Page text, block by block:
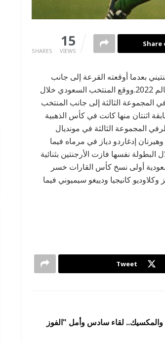
SHARES
15
VIEWS
بعدما أوقعته القرعة إلى جانب
المنتخب الأميركي الجنوبي ضمن دور المجموعات من بطولة كأس العالم 2022.ووقع المنتخب السعودي خلال
الثالثة إلى جانب المنتخب
والبولندي.وسبق أن تواجه الطرفان 4 مرات سابقة اثنتان منها كانت في كأس الذهبية
جانب طرفي المجموعة الثالثة في مونديال
ماجد عبدالله وهيرنان إدغاردو دياز في مرماه فيما
نفسها فازت الأرجنتين بثنائية
1992 عندما استضافت السعودية أولى نسخ كأس القارات خسر
رودريغيز وكلاوديو كانيجيا ودييغو سيميوني فيما
Tweet
والمكسيك.. لقاء سادس وأمل "الفوز